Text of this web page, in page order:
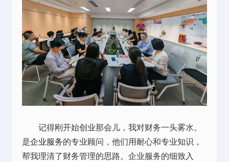
记得刚开始创业那会儿，我对财务一头雾水。
是企业服务的专业顾问，他们用耐心和专业知识，
帮我理清了财务管理的思路。企业服务的细致入